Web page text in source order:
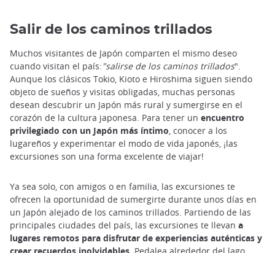
Salir de los caminos trillados
Muchos visitantes de Japón comparten el mismo deseo
cuando visitan el país: "salirse de los caminos trillados".
Aunque los clásicos Tokio, Kioto e Hiroshima siguen siendo
objeto de sueños y visitas obligadas, muchas personas
desean descubrir un Japón más rural y sumergirse en el
corazón de la cultura japonesa. Para tener un encuentro
privilegiado con un Japón más íntimo , conocer a los
lugareños y experimentar el modo de vida japonés, ¡las
excursiones son una forma excelente de viajar!
Ya sea solo, con amigos o en familia, las excursiones te
ofrecen la oportunidad de sumergirte durante unos días en
un Japón alejado de los caminos trillados. Partiendo de las
principales ciudades del país, las excursiones te llevan a
lugares remotos para disfrutar de experiencias auténticas y